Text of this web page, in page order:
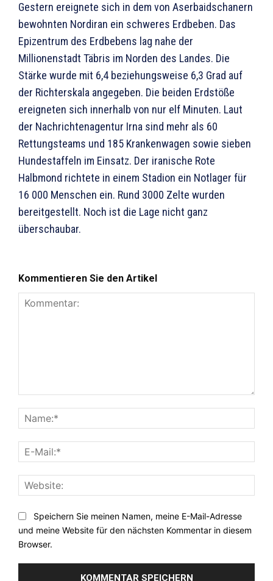
Gestern ereignete sich in dem von Aserbaidschanern
bewohnten Nordiran ein schweres Erdbeben. Das
Epizentrum des Erdbebens lag nahe der
Millionenstadt Täbris im Norden des Landes. Die
Stärke wurde mit 6,4 beziehungsweise 6,3 Grad auf
der Richterskala angegeben. Die beiden Erdstöße
ereigneten sich innerhalb von nur elf Minuten. Laut
der Nachrichtenagentur Irna sind mehr als 60
Rettungsteams und 185 Krankenwagen sowie sieben
Hundestaffeln im Einsatz. Der iranische Rote
Halbmond richtete in einem Stadion ein Notlager für
16 000 Menschen ein. Rund 3000 Zelte wurden
bereitgestellt. Noch ist die Lage nicht ganz
überschaubar.
Kommentieren Sie den Artikel
Speichern Sie meinen Namen, meine E-Mail-Adresse
und meine Website für den nächsten Kommentar in diesem
Browser.